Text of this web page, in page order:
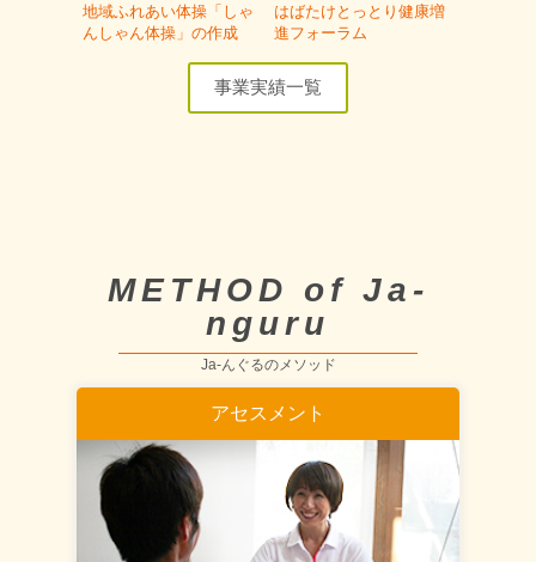
地域ふれあい体操「しゃ
んしゃん体操」の作成
はばたけとっとり健康増
進フォーラム
事業実績一覧
METHOD of Ja-
nguru
Ja-んぐるのメソッド
アセスメント